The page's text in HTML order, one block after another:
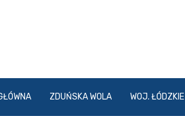
ZDUŃSKA WOLA WOJ. ŁÓDZKIE